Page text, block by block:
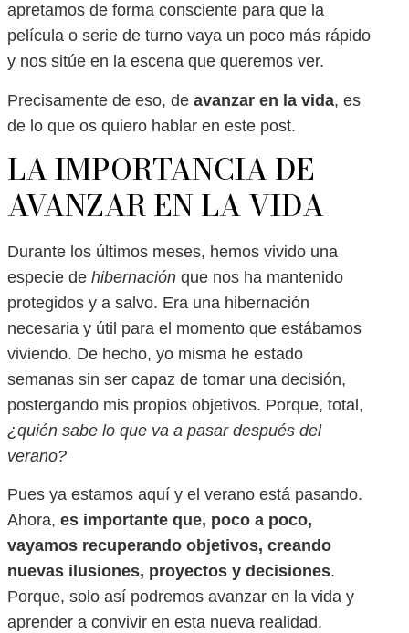
apretamos de forma consciente para que la
película o serie de turno vaya un poco más rápido
y nos sitúe en la escena que queremos ver.
Precisamente de eso, de avanzar en la vida, es
de lo que os quiero hablar en este post.
LA IMPORTANCIA DE
AVANZAR EN LA VIDA
Durante los últimos meses, hemos vivido una
especie de hibernación que nos ha mantenido
protegidos y a salvo. Era una hibernación
necesaria y útil para el momento que estábamos
viviendo. De hecho, yo misma he estado
semanas sin ser capaz de tomar una decisión,
postergando mis propios objetivos. Porque, total,
¿quién sabe lo que va a pasar después del
verano?
Pues ya estamos aquí y el verano está pasando.
Ahora, es importante que, poco a poco,
vayamos recuperando objetivos, creando
nuevas ilusiones, proyectos y decisiones.
Porque, solo así podremos avanzar en la vida y
aprender a convivir en esta nueva realidad.